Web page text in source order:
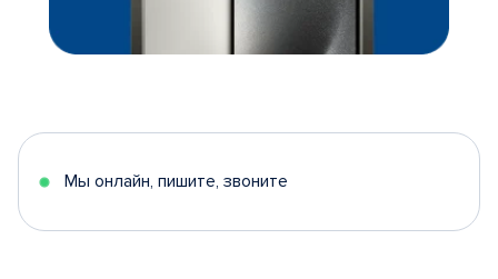
Мы онлайн, пишите, звоните